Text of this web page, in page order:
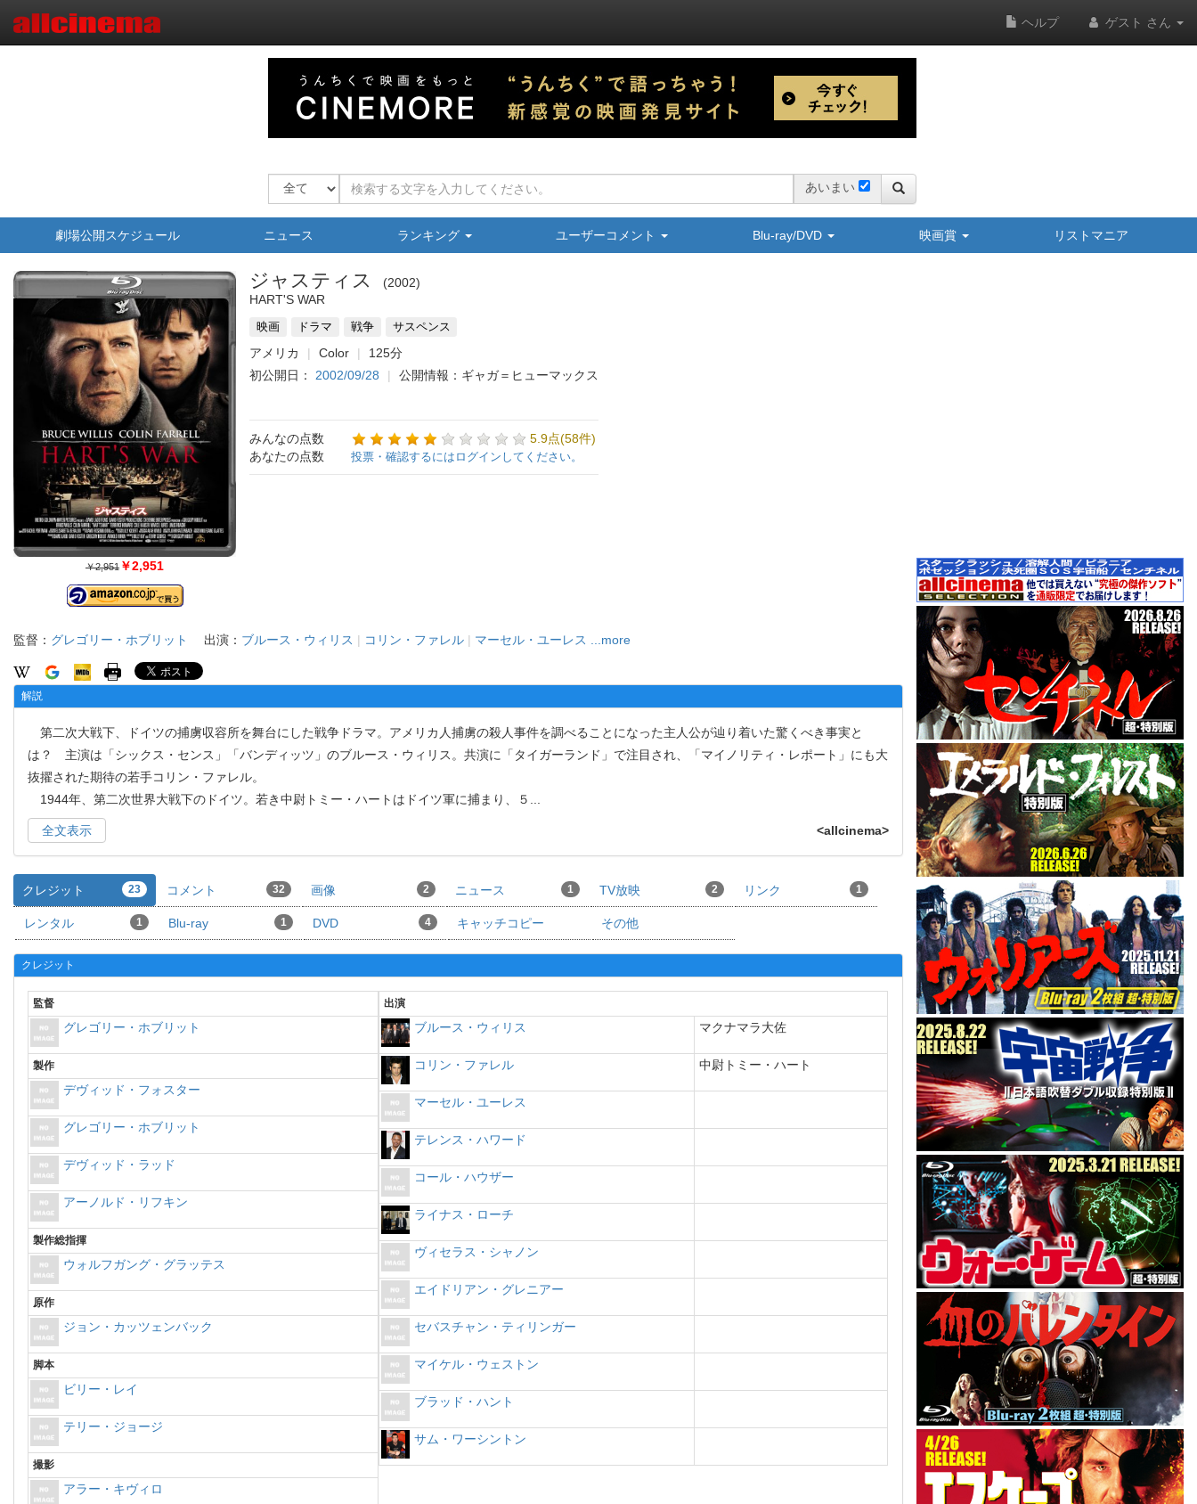
ヘルプ ゲスト さん
あいまい
劇場公開スケジュール ニュース ランキング ユーザーコメント Blu-ray/DVD 映画賞 リストマニア
￥2,951 ￥2,951
ジャスティス
2002
HART'S WAR
映画 ドラマ 戦争 サスペンス
アメリカ Color
125分
初公開日： 2002/09/28 公開情報：ギャガ＝ヒューマックス
みんなの点数
5.9点(58件)
あなたの点数
投票・確認するにはログインしてください。
監督： グレゴリー・ホブリット 出演： ブルース・ウィリス | コリン・ファレル | マーセル・ユーレス ...more
解説
第二次大戦下、ドイツの捕虜収容所を舞台にした戦争ドラマ。アメリカ人捕虜の殺人事件を調べることになった主人公が辿り着いた驚くべき事実と
は？ 主演は「シックス・センス」「バンディッツ」のブルース・ウィリス。共演に「タイガーランド」で注目され、「マイノリティ・レポート」にも大
抜擢された期待の若手コリン・ファレル。
1944年、第二次世界大戦下のドイツ。若き中尉トミー・ハートはドイツ軍に捕まり、５
全文表示 <allcinema>
クレジット 23 コメント 32 画像 2 ニュース 1 TV放映 2 リンク 1
レンタル 1 Blu-ray 1 DVD 4 キャッチコピー その他
クレジット
監督
グレゴリー・ホブリット
製作
デヴィッド・フォスター
グレゴリー・ホブリット
デヴィッド・ラッド
アーノルド・リフキン
製作総指揮
ウォルフガング・グラッテス
原作
ジョン・カッツェンバック
脚本
ビリー・レイ
テリー・ジョージ
撮影
アラー・キヴィロ
出演
ブルース・ウィリス マクナマラ大佐
コリン・ファレル 中尉トミー・ハート
マーセル・ユーレス
テレンス・ハワード
コール・ハウザー
ライナス・ローチ
ヴィセラス・シャノン
エイドリアン・グレニアー
セバスチャン・ティリンガー
マイケル・ウェストン
ブラッド・ハント
サム・ワーシントン